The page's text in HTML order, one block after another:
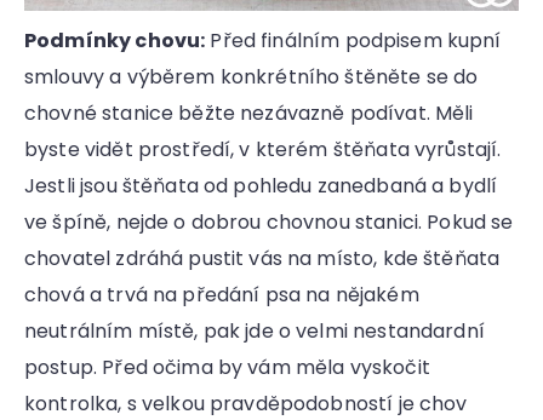
Podmínky chovu: Před finálním podpisem kupní
smlouvy a výběrem konkrétního štěněte se do
chovné stanice běžte nezávazně podívat. Měli
byste vidět prostředí, v kterém štěňata vyrůstají.
Jestli jsou štěňata od pohledu zanedbaná a bydlí
ve špíně, nejde o dobrou chovnou stanici. Pokud se
chovatel zdráhá pustit vás na místo, kde štěňata
chová a trvá na předání psa na nějakém
neutrálním místě, pak jde o velmi nestandardní
postup. Před očima by vám měla vyskočit
kontrolka, s velkou pravděpodobností je chov